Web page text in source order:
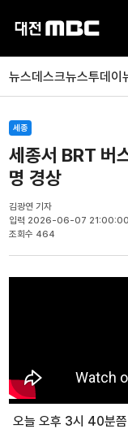
뉴스데스크뉴스투데이
세종
세종서 BRT 버
명 경상
김광연 기자
입력 2026-06-07 21:00:00
조회수 464
오늘 오후 3시 40분쯤